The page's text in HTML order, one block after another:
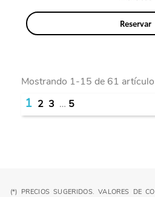
Reservar
Mostrando 1-15 de 61
1 2 3 … 5
(*) PRECIOS SUGERIDOS. VALORES DE